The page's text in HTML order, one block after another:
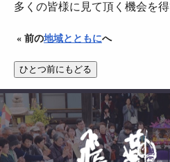
多くの皆様に見て頂く機会を
« 前の地域とともにへ